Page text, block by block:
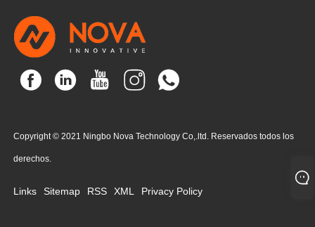
Copyright © 2021 Ningbo Nova Technology Co,.ltd. Reservados todos los
derechos.
Links Sitemap RSS XML Privacy Policy